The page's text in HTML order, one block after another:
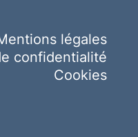
légales
confidentialité
Cookies